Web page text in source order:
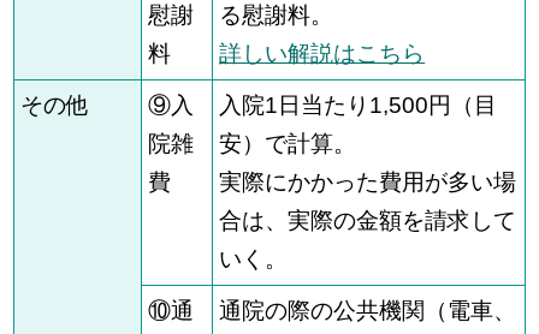
慰謝
料
る慰謝料。
詳しい解説はこちら
その他
⑨入
院雑
費
入院1日当たり1,500円（目
安）で計算。
実際にかかった費用が多い場
合は、実際の金額を請求して
いく。
⑩通
通院の際の公共機関（電車、